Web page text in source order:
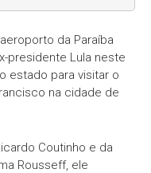
da Paraíba
presidente Lula neste
estado para visitar o
na cidade de
Coutinho e da
Rousseff, ele